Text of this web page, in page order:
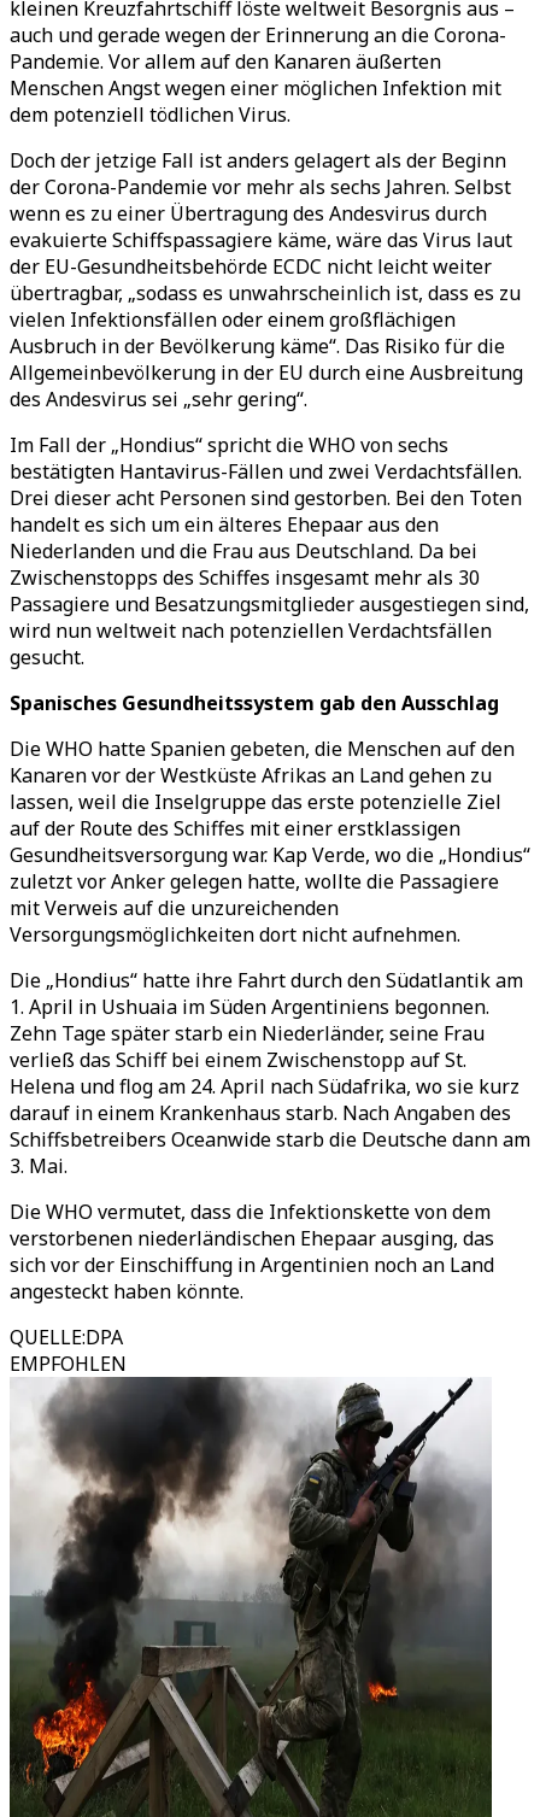
kleinen Kreuzfahrtschiff löste weltweit Besorgnis aus –
auch und gerade wegen der Erinnerung an die Corona-
Pandemie. Vor allem auf den Kanaren äußerten
Menschen Angst wegen einer möglichen Infektion mit
dem potenziell tödlichen Virus.
Doch der jetzige Fall ist anders gelagert als der Beginn
der Corona-Pandemie vor mehr als sechs Jahren. Selbst
wenn es zu einer Übertragung des Andesvirus durch
evakuierte Schiffspassagiere käme, wäre das Virus laut
der EU-Gesundheitsbehörde ECDC nicht leicht weiter
übertragbar, „sodass es unwahrscheinlich ist, dass es zu
vielen Infektionsfällen oder einem großflächigen
Ausbruch in der Bevölkerung käme“. Das Risiko für die
Allgemeinbevölkerung in der EU durch eine Ausbreitung
des Andesvirus sei „sehr gering“.
Im Fall der „Hondius“ spricht die WHO von sechs
bestätigten Hantavirus-Fällen und zwei Verdachtsfällen.
Drei dieser acht Personen sind gestorben. Bei den Toten
handelt es sich um ein älteres Ehepaar aus den
Niederlanden und die Frau aus Deutschland. Da bei
Zwischenstopps des Schiffes insgesamt mehr als 30
Passagiere und Besatzungsmitglieder ausgestiegen sind,
wird nun weltweit nach potenziellen Verdachtsfällen
gesucht.
Spanisches Gesundheitssystem gab den Ausschlag
Die WHO hatte Spanien gebeten, die Menschen auf den
Kanaren vor der Westküste Afrikas an Land gehen zu
lassen, weil die Inselgruppe das erste potenzielle Ziel
auf der Route des Schiffes mit einer erstklassigen
Gesundheitsversorgung war. Kap Verde, wo die „Hondius“
zuletzt vor Anker gelegen hatte, wollte die Passagiere
mit Verweis auf die unzureichenden
Versorgungsmöglichkeiten dort nicht aufnehmen.
Die „Hondius“ hatte ihre Fahrt durch den Südatlantik am
1. April in Ushuaia im Süden Argentiniens begonnen.
Zehn Tage später starb ein Niederländer, seine Frau
verließ das Schiff bei einem Zwischenstopp auf St.
Helena und flog am 24. April nach Südafrika, wo sie kurz
darauf in einem Krankenhaus starb. Nach Angaben des
Schiffsbetreibers Oceanwide starb die Deutsche dann am
3. Mai.
Die WHO vermutet, dass die Infektionskette von dem
verstorbenen niederländischen Ehepaar ausging, das
sich vor der Einschiffung in Argentinien noch an Land
angesteckt haben könnte.
QUELLE:DPA
EMPFOHLEN